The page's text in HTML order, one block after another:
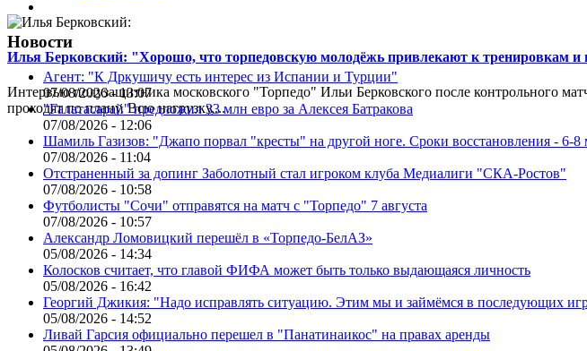
Илья Берковский: "Хорошо, что торпедовскую молодёжь привлекают к тренировкам
Интервью полузащитника московского "Торпедо" Ильи Берковского после
проходят по плану. Всю нагрузку,...
Новости
Агент: "К Дркушичу есть интерес из Испании и Турции"
07/08/2026 - 13:07
"Галатасарай" предложил 33 млн евро за Алексея Батракова
07/08/2026 - 12:06
Шамиль Газизов: "Джапо порвал "кресты" на другой ноге. Сроки восстановления - 6-8
07/08/2026 - 11:04
Отстраненный за допинг Заболотный стал игроком клуба Медиалиги "СКА-Ростов"
07/08/2026 - 10:58
Футболисты "Сочи" отправятся на матч с "Торпедо" 7 августа
07/08/2026 - 10:57
Александр Ломовицкий перешёл в «Торпедо-БелАЗ»
05/08/2026 - 14:34
Колосков считает, что главой ФИФА может быть только выдающаяся личность
05/08/2026 - 16:42
Георгий Джикия: "Надо исправлять ситуацию. Этим мы и займёмся в последующих
05/08/2026 - 14:52
Ливай Гарсия официально перешел в "Панатинаикос" на правах аренды